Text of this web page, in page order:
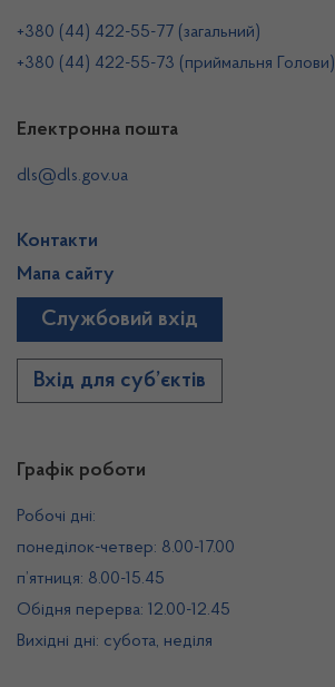
Графік роботи
Робочі дні:
понеділок-четвер: 8.00-17.00
п’ятниця: 8.00-15.45
Обідня перерва: 12.00-12.45
Вихідні дні: субота, неділя
+380 (44) 422-55-77 (загальний)
+380 (44) 422-55-73 (приймальня Голови)
Електронна пошта
dls@dls.gov.ua
Контакти
Мапа сайту
Службовий вхід
Вхід для суб’єктів